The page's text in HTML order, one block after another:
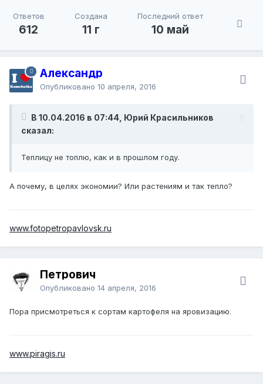
Ответов
612
Создана
11 г
Последний ответ
10 май
Александр
Опубликовано 10 апреля, 2016
В 10.04.2016 в 07:44, Юрий Красильников
сказал:
Теплицу не топлю, как и в прошлом году.
А почему, в целях экономии? Или растениям и так тепло?
www.fotopetropavlovsk.ru
Петрович
Опубликовано 14 апреля, 2016
Пора присмотреться к сортам картофеля на яровизацию.
www.piragis.ru